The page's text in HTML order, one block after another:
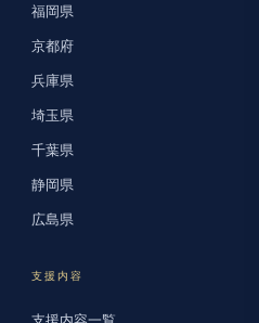
福岡県
京都府
兵庫県
埼玉県
千葉県
静岡県
広島県
支援内容
支援内容一覧